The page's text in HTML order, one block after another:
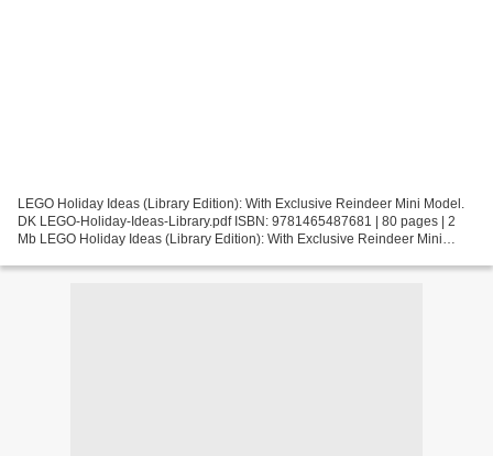
LEGO Holiday Ideas (Library Edition): With Exclusive Reindeer Mini Model.
DK LEGO-Holiday-Ideas-Library.pdf ISBN: 9781465487681 | 80 pages | 2
Mb LEGO Holiday Ideas (Library Edition): With Exclusive Reindeer Mini